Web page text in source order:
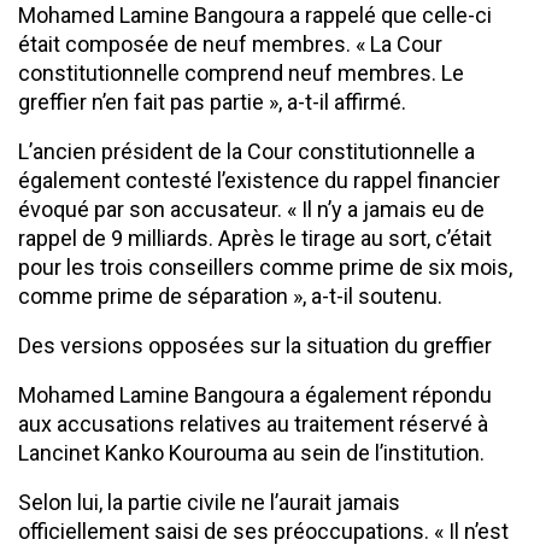
Mohamed Lamine Bangoura a rappelé que celle-ci
était composée de neuf membres. « La Cour
constitutionnelle comprend neuf membres. Le
greffier n’en fait pas partie », a-t-il affirmé.
L’ancien président de la Cour constitutionnelle a
également contesté l’existence du rappel financier
évoqué par son accusateur. « Il n’y a jamais eu de
rappel de 9 milliards. Après le tirage au sort, c’était
pour les trois conseillers comme prime de six mois,
comme prime de séparation », a-t-il soutenu.
Des versions opposées sur la situation du greffier
Mohamed Lamine Bangoura a également répondu
aux accusations relatives au traitement réservé à
Lancinet Kanko Kourouma au sein de l’institution.
Selon lui, la partie civile ne l’aurait jamais
officiellement saisi de ses préoccupations. « Il n’est